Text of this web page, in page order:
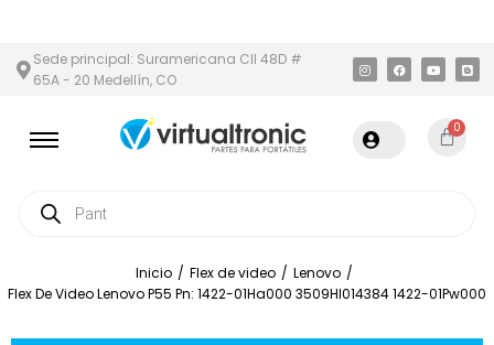
Sede principal: Suramericana Cll 48D #
65A - 20 Medellín, CO
0
Inicio / Flex de video / Lenovo /
Flex De Video Lenovo P55 Pn: 1422-01Ha000 3509Hl014384 1422-01Pw000